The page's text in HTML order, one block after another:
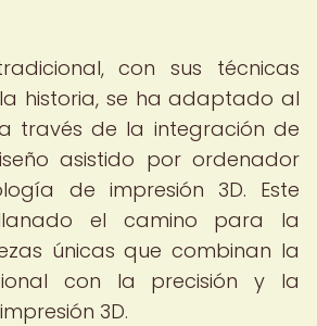
con sus técnicas
historia, se ha adaptado al
través de la integración de
asistido por ordenador
de impresión 3D. Este
el camino para la
únicas que combinan la
con la precisión y la
3D.